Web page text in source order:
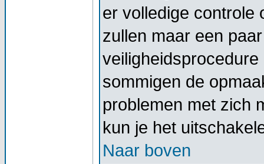
er volledige controle
zullen maar een
sommigen de
problemen met zich
kun je het
Naar boven